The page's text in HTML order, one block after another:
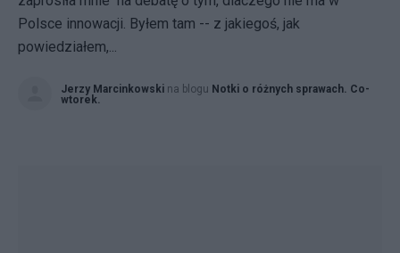
Polsce innowacji. Byłem tam -- z jakiegoś, jak
powiedziałem,...
Jerzy Marcinkowski na blogu Notki o różnych sprawach. Co-
wtorek.